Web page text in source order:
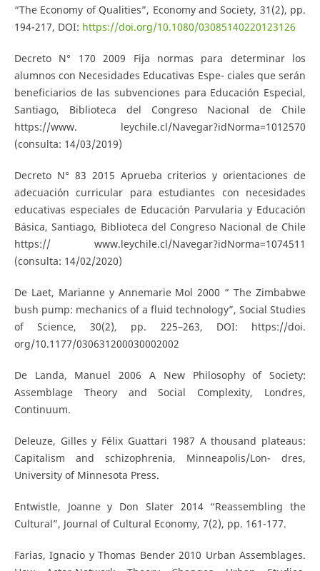
“The Economy of Qualities”, Economy and Society, 31(2), pp.
194-217, DOI: https://doi.org/10.1080/03085140220123126
Decreto N° 170 2009 Fija normas para determinar los
alumnos con Necesidades Educativas Espe- ciales que serán
beneficiarios de las subvenciones para Educación Especial,
Santiago, Biblioteca del Congreso Nacional de Chile
https://www. leychile.cl/Navegar?idNorma=1012570
(consulta: 14/03/2019)
Decreto N° 83 2015 Aprueba criterios y orientaciones de
adecuación curricular para estudiantes con necesidades
educativas especiales de Educación Parvularia y Educación
Básica, Santiago, Biblioteca del Congreso Nacional de Chile
https:// www.leychile.cl/Navegar?idNorma=1074511
(consulta: 14/02/2020)
De Laet, Marianne y Annemarie Mol 2000 “ The Zimbabwe
bush pump: mechanics of a fluid technology”, Social Studies
of Science, 30(2), pp. 225–263, DOI: https://doi.
org/10.1177/030631200030002002
De Landa, Manuel 2006 A New Philosophy of Society:
Assemblage Theory and Social Complexity, Londres,
Continuum.
Deleuze, Gilles y Félix Guattari 1987 A thousand plateaus:
Capitalism and schizophrenia, Minneapolis/Lon- dres,
University of Minnesota Press.
Entwistle, Joanne y Don Slater 2014 “Reassembling the
Cultural”, Journal of Cultural Economy, 7(2), pp. 161-177.
Farias, Ignacio y Thomas Bender 2010 Urban Assemblages.